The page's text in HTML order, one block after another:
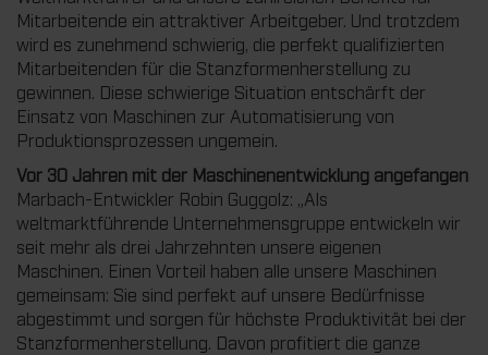
Mitarbeitende ein attraktiver Arbeitgeber. Und trotzdem
wird es zunehmend schwierig, die perfekt qualifizierten
Mitarbeitenden für die Stanzformenherstellung zu
gewinnen. Diese schwierige Situation entschärft der
Einsatz von Maschinen zur Automatisierung von
Produktionsprozessen ungemein.
Vor 30 Jahren mit der Maschinenentwicklung angefangen
Marbach-Entwickler Robin Guggolz: „Als
weltmarktführende Unternehmensgruppe entwickeln wir
seit mehr als drei Jahrzehnten unsere eigenen
Maschinen. Einen Vorteil haben alle unsere Maschinen
gemeinsam: Sie sind perfekt auf unsere Bedürfnisse
abgestimmt und sorgen für höchste Produktivität bei der
Stanzformenherstellung. Davon profitiert die ganze